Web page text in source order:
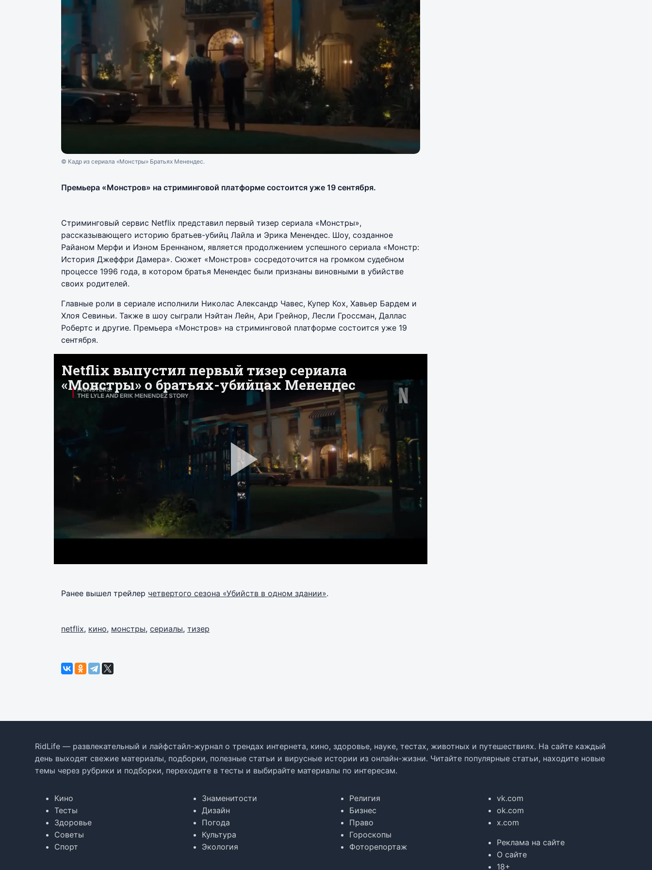
© Кадр из сериала «Монстры» Братьях Менендес.
Премьера «Монстров» на стриминговой платформе состоится уже 19 сентября.
Стриминговый сервис Netflix представил первый тизер сериала «Монстры»,
рассказывающего историю братьев-убийц Лайла и Эрика Менендес. Шоу, созданное
Райаном Мерфи и Иэном Бреннаном, является продолжением успешного сериала «Монстр:
История Джеффри Дамера». Сюжет «Монстров» сосредоточится на громком судебном
процессе 1996 года, в котором братья Менендес были признаны виновными в убийстве
своих родителей.
Главные роли в сериале исполнили Николас Александр Чавес, Купер Кох, Хавьер Бардем и
Хлоя Севиньи. Также в шоу сыграли Нэйтан Лейн, Ари Грейнор, Лесли Гроссман, Даллас
Робертс и другие. Премьера «Монстров» на стриминговой платформе состоится уже 19
сентября.
Ранее вышел трейлер четвертого сезона «Убийств в одном здании».
netflix, кино, монстры, сериалы, тизер
RidLife — развлекательный и лайфстайл-журнал о трендах интернета, кино, здоровье, науке, тестах, животных и путешествиях. На сайте каждый
день выходят свежие материалы, подборки, полезные статьи и вирусные истории из онлайн-жизни. Читайте популярные статьи, находите новые
темы через рубрики и подборки, переходите в тесты и выбирайте материалы по интересам.
Кино
Тесты
Здоровье
Советы
Спорт
Знаменитости
Дизайн
Погода
Культура
Экология
Религия
Бизнес
Право
Гороскопы
Фоторепортаж
vk.com
ok.com
x.com
Реклама на сайте
О сайте
18+